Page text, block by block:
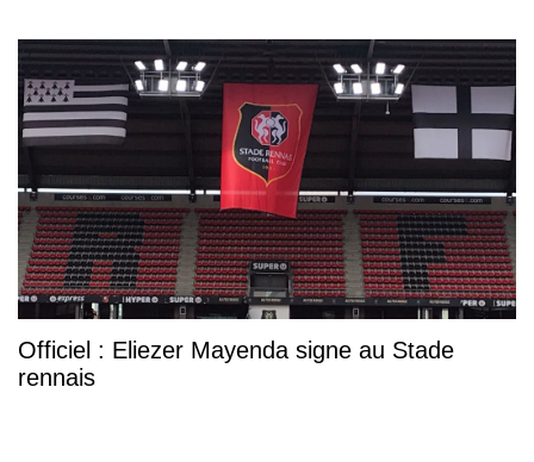
Officiel : Eliezer Mayenda signe au Stade
rennais